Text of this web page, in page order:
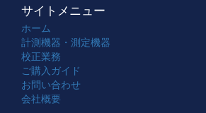
サイトメニュー
ホーム
計測機器・測定機器
校正業務
ご購入ガイド
お問い合わせ
会社概要